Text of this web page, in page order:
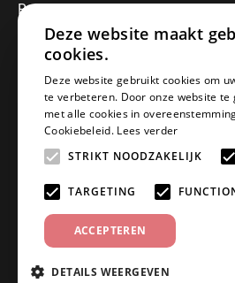
Registreren
Mijn bestellingen
Informatie
Over ons
Algemene voorwaarden
Disclaimer
Privacy Policy
Betaalmethoden
Retourneren
Klantenservice
Offerte aanvragen
Contact
Deze website maakt
cookies.
Deze website gebruikt cookies om
te verbeteren. Door onze website te
met alle cookies in
Cookiebeleid. Lees verder
STRIKT NOODZAKELIJK
TARGETING
ACCEPTEREN
DETAILS WEERGEVEN